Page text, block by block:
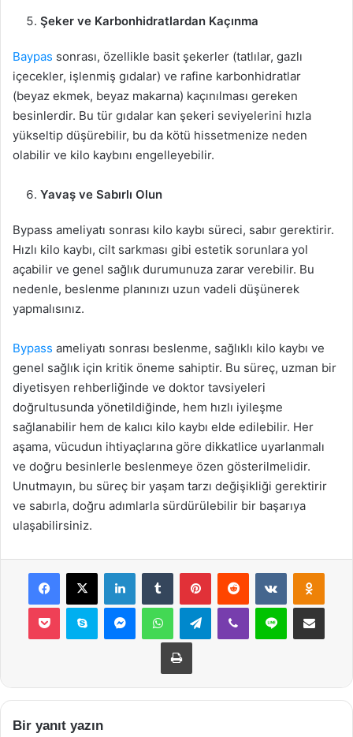
Şeker ve Karbonhidratlardan Kaçınma
Baypas sonrası, özellikle basit şekerler (tatlılar, gazlı
içecekler, işlenmiş gıdalar) ve rafine karbonhidratlar
(beyaz ekmek, beyaz makarna) kaçınılması gereken
besinlerdir. Bu tür gıdalar kan şekeri seviyelerini hızla
yükseltip düşürebilir, bu da kötü hissetmenize neden
olabilir ve kilo kaybını engelleyebilir.
Yavaş ve Sabırlı Olun
Bypass ameliyatı sonrası kilo kaybı süreci, sabır gerektirir.
Hızlı kilo kaybı, cilt sarkması gibi estetik sorunlara yol
açabilir ve genel sağlık durumunuza zarar verebilir. Bu
nedenle, beslenme planınızı uzun vadeli düşünerek
yapmalısınız.
Bypass ameliyatı sonrası beslenme, sağlıklı kilo kaybı ve
genel sağlık için kritik öneme sahiptir. Bu süreç, uzman bir
diyetisyen rehberliğinde ve doktor tavsiyeleri
doğrultusunda yönetildiğinde, hem hızlı iyileşme
sağlanabilir hem de kalıcı kilo kaybı elde edilebilir. Her
aşama, vücudun ihtiyaçlarına göre dikkatlice uyarlanmalı
ve doğru besinlerle beslenmeye özen gösterilmelidir.
Unutmayın, bu süreç bir yaşam tarzı değişikliği gerektirir
ve sabırla, doğru adımlarla sürdürülebilir bir başarıya
ulaşabilirsiniz.
Facebook
X LinkedInTumblr PinterestReddit VKontakte
Pocket Skype MessengerWhatsAppTelegramViber Line E-Posta ile
Yazdır
Bir yanıt yazın